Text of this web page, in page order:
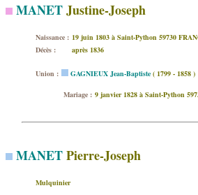
MANETJustine-Joseph
Naissance : 19 juin 1803 à Saint-Python 59730
Décès :
après 1836
Union : GAGNIEUX Jean-Baptiste ( 1799 - 1858 )
Mariage : 9 janvier 1828 à Saint-Python
MANETPierre-Joseph
Mulquinier